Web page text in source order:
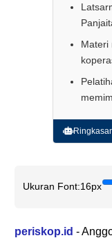
Materi
Ukuran Font:16px
periskop.id -